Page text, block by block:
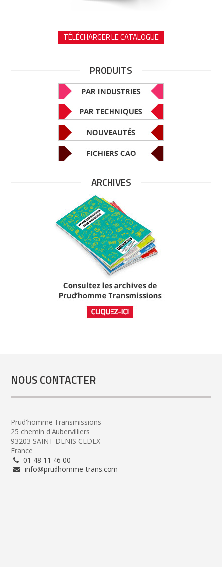
TÉLÉCHARGER LE CATALOGUE
PRODUITS
ARCHIVES
NOUS CONTACTER
Prud'homme Transmissions
25 chemin d'Aubervilliers
93203 SAINT-DENIS CEDEX
France
01 48 11 46 00
info@prudhomme-trans.com